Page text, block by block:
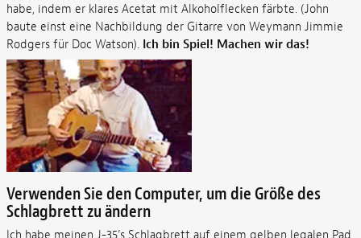
habe, indem er klares Acetat mit Alkoholflecken färbte. (John
baute einst eine Nachbildung der Gitarre von Weymann Jimmie
Rodgers für Doc Watson). Ich bin Spiel! Machen wir das!
Verwenden Sie den Computer, um die Größe des
Schlagbrett zu ändern